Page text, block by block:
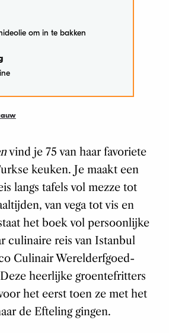
om in te bakken
vind je 75 van haar favoriete
keuken. Je maakt een
langs tafels vol mezze tot
van vega tot vis en
het boek vol persoonlijke
culinaire reis van Istanbul
Culinair Werelderfgoed-
heerlijke groentefritters
het eerst toen ze met het
de Efteling gingen.